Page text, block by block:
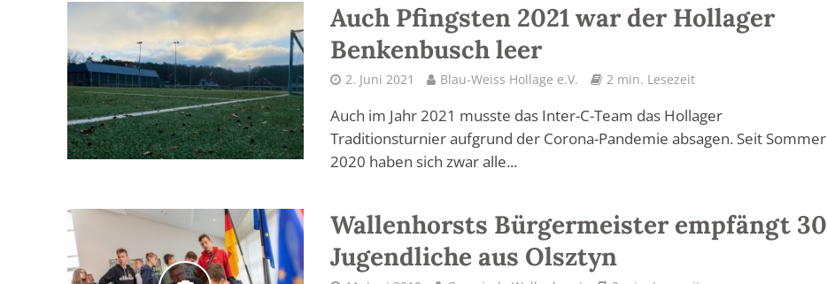
Auch Pfingsten 2021 war der Hollager
Benkenbusch leer
2. Juni 2021 Blau-Weiss Hollage e.V. 2 min. Lesezeit
Auch im Jahr 2021 musste das Inter-C-Team das Hollager
Traditionsturnier aufgrund der Corona-Pandemie absagen. Seit Sommer
2020 haben sich zwar alle...
Wallenhorsts Bürgermeister empfängt 30
Jugendliche aus Olsztyn